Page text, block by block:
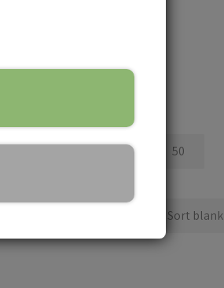
50
Sort blank